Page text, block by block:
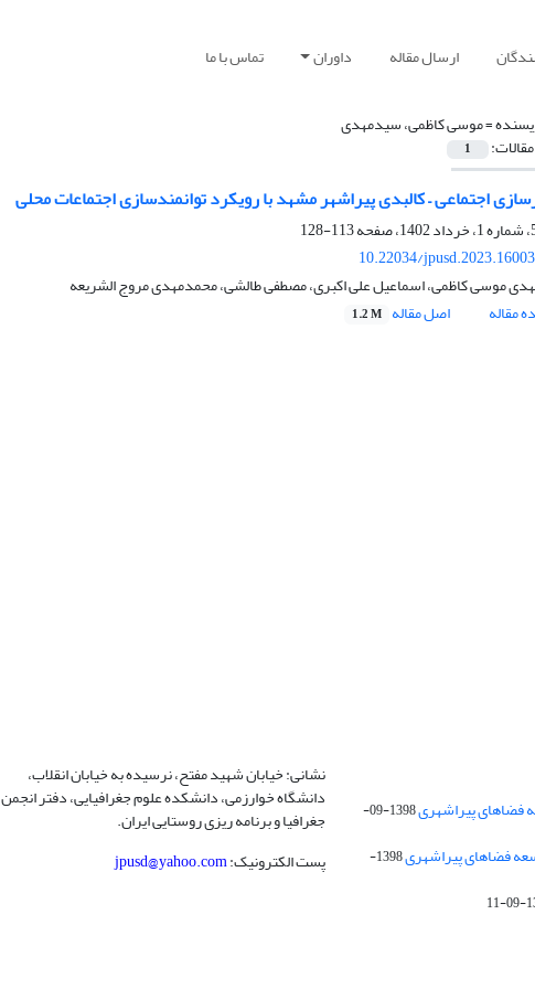
ارسال مقاله داوران تماس با ما
=موسی کاظمی، سیدمهدی
1
اجتماعی – کالبدی پیراشهر مشهد با رویکرد توانمندسازی اجتماعات محلی
113-128
10.22034/
موسی کاظمی، اسماعیل علی اکبری، مصطفی طالشی، محمدمهدی مروج الشریعه
مقاله
اصل مقاله 1.2 M
1398-09-
فضاهای پیراشهری
1398-
نشانی: خیابان شهید مفتح، نرسیده به خیابان انقلاب،
دانشگاه خوارزمی، دانشکده علوم جغرافیایی، دفتر انجمن
جغرافیا و برنامه ریزی روستایی ایران.
پست الکترونیک:jpusd@yahoo.com